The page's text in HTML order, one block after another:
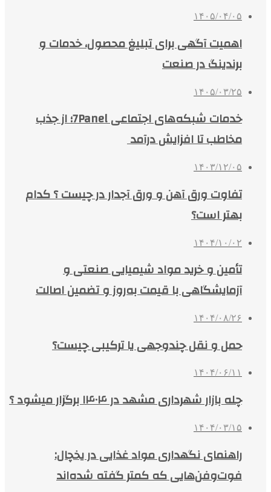
۱۴۰۵/۰۴/۰۵
اهمیت آگهی برای تبلیغ محصول، خدمات و
برندینگ در صنعت
۱۴۰۵/۰۳/۲۵
خدمات شبکه‌های اجتماعی 7Panel؛ از جذب
مخاطب تا افزایش درآمد
۱۴۰۳/۱۲/۰۵
تفاوت ورق آهن و ورق آجدار در چیست ؟ کدام
بهتر است؟
۱۴۰۴/۱۰/۰۲
تأمین و خرید مواد شیمیایی صنعتی و
آزمایشگاهی با قیمت به‌روز و تضمین اصالت
۱۴۰۴/۰۸/۲۶
حمل و نقل چندوجهی یا ترکیبی چیست؟
۱۴۰۴/۰۶/۱۱
چله بازار شهرداری مشهد در ۱۴۰۴ برگزار میشود ؟
۱۴۰۴/۰۳/۱۵
راهنمای نگهداری مواد غذایی در یخچال:
فوت‌وفن‌هایی که کمتر گفته شده‌اند